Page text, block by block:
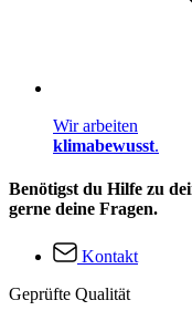
Wir arbeiten
klimabewusst.
Benötigst du Hilfe zu
gerne deine Fragen.
Kontakt
Geprüfte Qualität